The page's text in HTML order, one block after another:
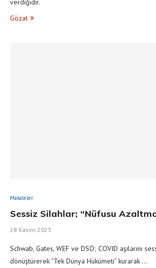
verdiğidir.
Gözat
Makaleler
Sessiz Silahlar; “Nüfusu
28 Kasım 2023
Schwab, Gates, WEF ve DSÖ; COVID aşılarını
dönüştürerek “Tek Dünya Hükümeti” kurarak …